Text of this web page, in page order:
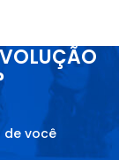
de você